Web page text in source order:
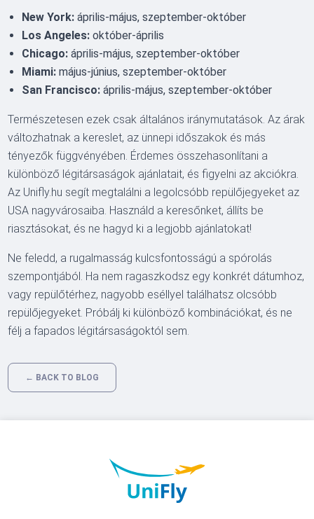
New York: április-május, szeptember-október
Los Angeles: október-április
Chicago: április-május, szeptember-október
Miami: május-június, szeptember-október
San Francisco: április-május, szeptember-október
Természetesen ezek csak általános iránymutatások. Az árak
változhatnak a kereslet, az ünnepi időszakok és más
tényezők függvényében. Érdemes összehasonlítani a
különböző légitársaságok ajánlatait, és figyelni az akciókra.
Az Unifly.hu segít megtalálni a legolcsóbb repülőjegyeket az
USA nagyvárosaiba. Használd a keresőnket, állíts be
riasztásokat, és ne hagyd ki a legjobb ajánlatokat!
Ne feledd, a rugalmasság kulcsfontosságú a spórolás
szempontjából. Ha nem ragaszkodsz egy konkrét dátumhoz,
vagy repülőtérhez, nagyobb eséllyel találhatsz olcsóbb
repülőjegyeket. Próbálj ki különböző kombinációkat, és ne
félj a fapados légitársaságoktól sem.
← BACK TO BLOG